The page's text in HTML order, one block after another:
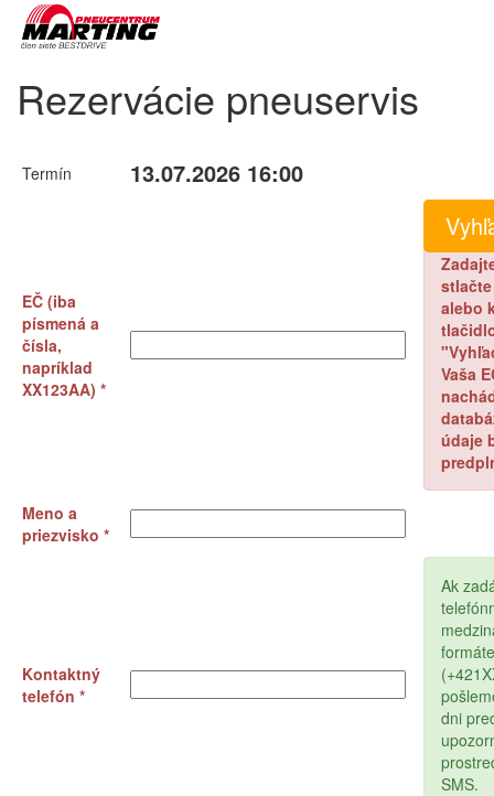
Rezervácie pneuservis
Termín 13.07.2026 16:00
EČ (iba
písmená a
čísla,
napríklad
XX123AA) *
stlačte
alebo
Vaša
údaje
Meno a
priezvisko *
Kontaktný
telefón *
Ak
formáte
dni
SMS.